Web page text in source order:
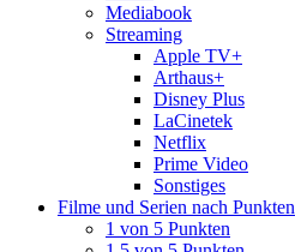
Mediabook
Streaming
Apple TV+
Arthaus+
Disney Plus
LaCinetek
Netflix
Prime Video
Sonstiges
Filme und Serien nach Punkten
1 von 5 Punkten